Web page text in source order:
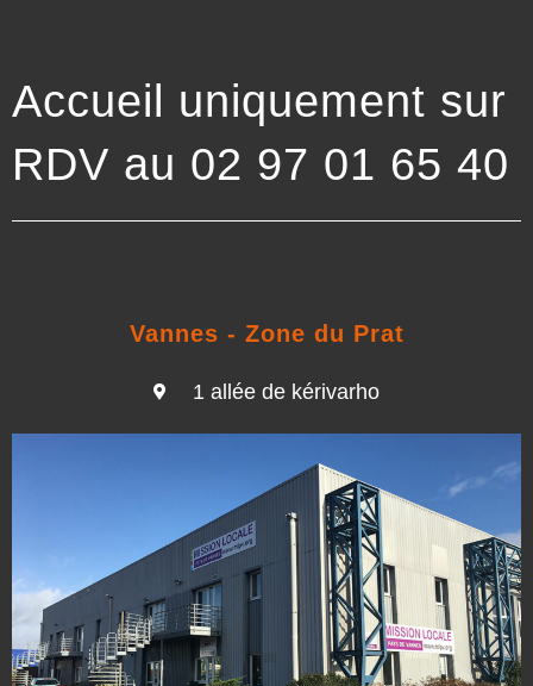
Accueil uniquement sur
RDV au 02 97 01 65 40
Vannes - Zone du Prat
1 allée de kérivarho